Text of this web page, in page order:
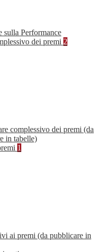
sulla Performance
dei premi 2
complessivo dei premi (da
in tabelle)
1
ai premi (da pubblicare in